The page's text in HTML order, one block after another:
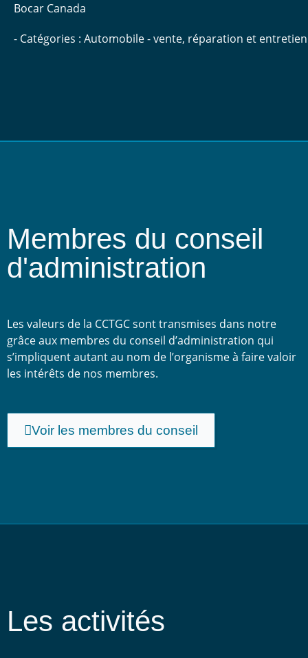
Bocar Canada
- Catégories : Automobile - vente, réparation et entretien
Membres du conseil
d'administration
Les valeurs de la CCTGC sont transmises dans notre
grâce aux membres du conseil d’administration qui
s’impliquent autant au nom de l’organisme à faire valoir
les intérêts de nos membres.
Voir les membres du conseil
Les activités